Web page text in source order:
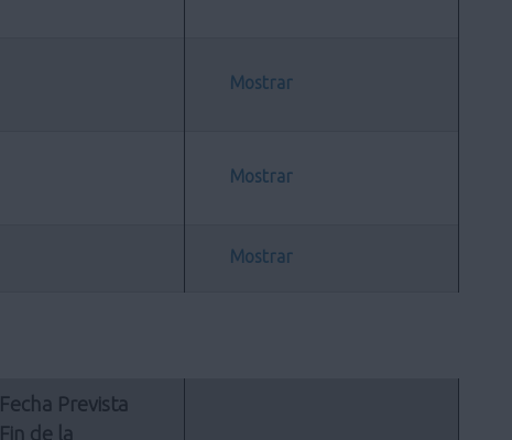
Mostrar
Mostrar
Mostrar
Fecha Prevista
Fin de la